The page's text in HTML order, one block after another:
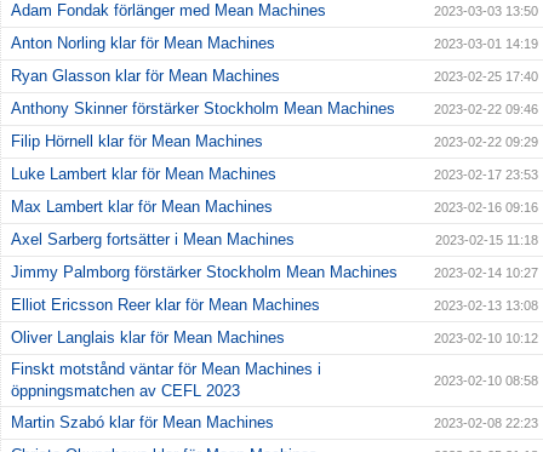
Adam Fondak förlänger med Mean Machines 2023-03-03 13:50
Anton Norling klar för Mean Machines 2023-03-01 14:19
Ryan Glasson klar för Mean Machines 2023-02-25 17:40
Anthony Skinner förstärker Stockholm Mean Machines 2023-02-22 09:46
Filip Hörnell klar för Mean Machines 2023-02-22 09:29
Luke Lambert klar för Mean Machines 2023-02-17 23:53
Max Lambert klar för Mean Machines 2023-02-16 09:16
Axel Sarberg fortsätter i Mean Machines 2023-02-15 11:18
Jimmy Palmborg förstärker Stockholm Mean Machines 2023-02-14 10:27
Elliot Ericsson Reer klar för Mean Machines 2023-02-13 13:08
Oliver Langlais klar för Mean Machines 2023-02-10 10:12
Finskt motstånd väntar för Mean Machines i
öppningsmatchen av CEFL 2023
2023-02-10 08:58
Martin Szabó klar för Mean Machines 2023-02-08 22:23